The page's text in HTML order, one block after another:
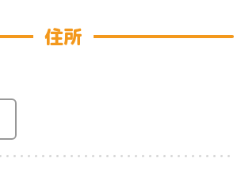
住所